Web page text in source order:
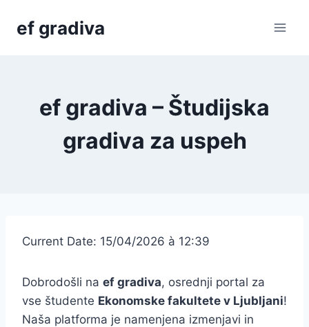
ef gradiva
ef gradiva – Študijska
gradiva za uspeh
Current Date: 15/04/2026 à 12:39
Dobrodošli na ef gradiva, osrednji portal za
vse študente Ekonomske fakultete v Ljubljani!
Naša platforma je namenjena izmenjavi in